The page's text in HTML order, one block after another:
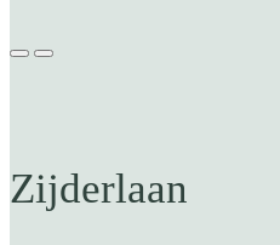
Zijderlaan